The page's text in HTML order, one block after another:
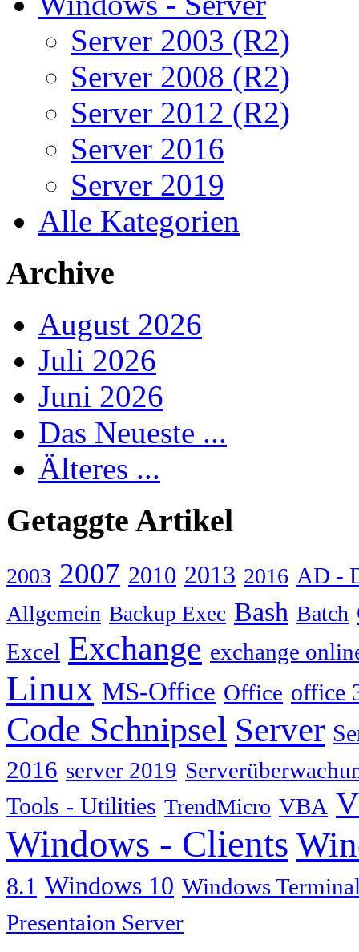
Server 2003 (R2)
Server 2008 (R2)
Server 2012 (R2)
Server 2016
Server 2019
Alle Kategorien
Archive
August 2026
Juli 2026
Juni 2026
Das Neueste ...
Älteres ...
Getaggte Artikel
2003 2007 2010 2013 2016 AD -
Allgemein Backup Exec Bash Batch
Excel Exchange exchange
Linux MS-Office Office office
Code Schnipsel Server
2016 server 2019
Tools - Utilities TrendMicro VBA
Windows - Clients
8.1 Windows 10 Windows
Presentaion Server